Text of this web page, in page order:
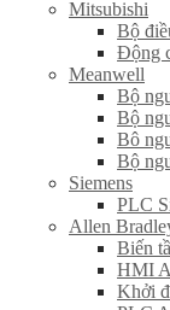
Mitsubishi
Bộ
Động
Meanwell
Bộ
Bộ
Bô
Bộ
Siemens
PLC
Allen
Biến
HMI
Khởi